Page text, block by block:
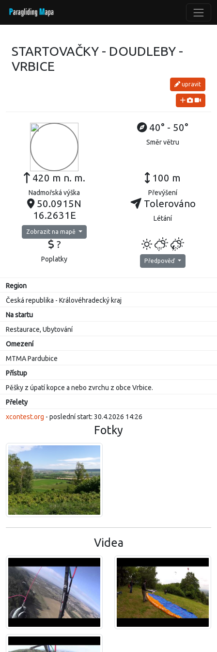
STARTOVAČKY - DOUDLEBY -
VRBICE
upravit
40° - 50°
Směr větru
420 m n. m.
Nadmořská výška
100 m
Převýšení
50.0915N
16.2631E
Zobrazit na mapě
Tolerováno
Létání
?
Poplatky Předpověď
Region
Česká republika - Královéhradecký kraj
Na startu
Restaurace, Ubytování
Omezení
MTMA Pardubice
Přístup
Pěšky z úpatí kopce a nebo zvrchu z obce Vrbice.
Přelety
xcontest.org - poslední start: 30.4.2026 14:26
Fotky
Videa